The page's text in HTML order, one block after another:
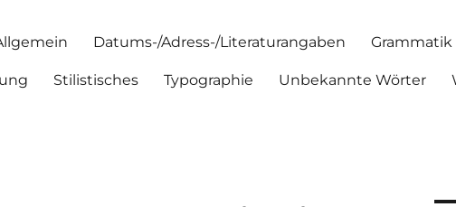
Datums-/Adress-/Literaturangaben Grammatik
Stilistisches Typographie Unbekannte Wörter